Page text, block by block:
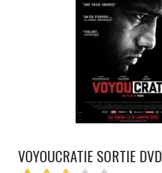
VOYOUCRATIE SORTIE DVD